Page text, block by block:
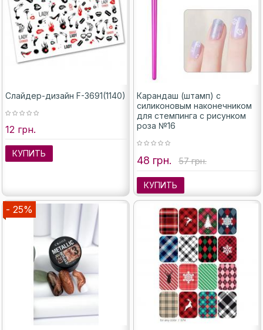
Слайдер-дизайн F-3691(1140)
12 грн.
КУПИТЬ
Карандаш (штамп) с
силиконовым наконечником
для стемпинга с рисунком
роза №16
48 грн. 57 грн.
КУПИТЬ
- 25%